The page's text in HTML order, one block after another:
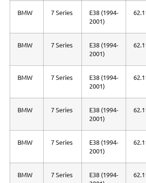
BMW 7 Series
E38 (1994-
2001)
BMW 7 Series
E38 (1994-
2001)
BMW 7 Series
E38 (1994-
2001)
BMW 7 Series
E38 (1994-
2001)
BMW 7 Series
E38 (1994-
2001)
BMW 7 Series
E38 (1994-